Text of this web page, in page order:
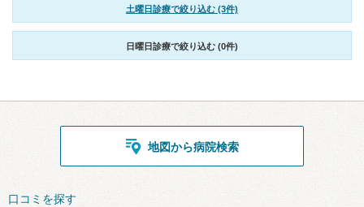
土曜日診療で絞り込む (3件)
日曜日診療で絞り込む (0件)
地図から病院検索
口コミを探す